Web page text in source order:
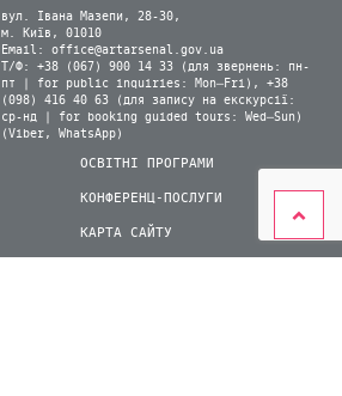
вул. Івана Мазепи, 28-30,
м. Київ, 01010
Email: office@artarsenal.gov.ua
Т/Ф: +38 (067) 900 14 33 (для звернень: пн-
пт | for public inquiries: Mon–Fri), +38
(098) 416 40 63 (для запису на екскурсії:
ср-нд | for booking guided tours: Wed–Sun)
(Viber, WhatsApp)
ОСВІТНІ ПРОГРАМИ
КОНФЕРЕНЦ-ПОСЛУГИ
КАРТА САЙТУ